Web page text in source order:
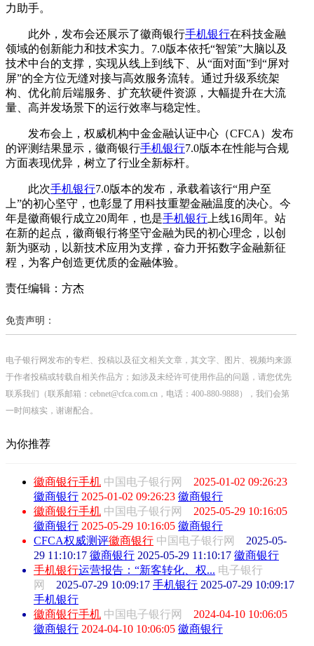
力助手。
此外，发布会还展示了徽商银行手机银行在科技金融
领域的创新能力和技术实力。7.0版本依托“智策”大脑以及
技术中台的支撑，实现从线上到线下、从“面对面”到“屏对
屏”的全方位无缝对接与高效服务流转。通过升级系统架
构、优化前后端服务、扩充软硬件资源，大幅提升在大流
量、高并发场景下的运行效率与稳定性。
发布会上，权威机构中金金融认证中心（CFCA）发布
的评测结果显示，徽商银行手机银行7.0版本在性能与合规
方面表现优异，树立了行业全新标杆。
此次手机银行7.0版本的发布，承载着该行“用户至
上”的初心坚守，也彰显了用科技重塑金融温度的决心。今
年是徽商银行成立20周年，也是手机银行 上线16周年。站
在新的起点，徽商银行将坚守金融为民的初心理念，以创
新为驱动，以新技术应用为支撑，奋力开拓数字金融新征
程，为客户创造更优质的金融体验。
责任编辑：方杰
免责声明：
电子银行网发布的专栏、投稿以及征文相关文章，其文字、图片、视频均来源
于作者投稿或转载自相关作品方；如涉及未经许可使用作品的问题，请您优先
联系我们（联系邮箱：cebnet@cfca.com.cn，电话：400-880-9888），我们会第
一时间核实，谢谢配合。
为你推荐
徽商银行手机 中国电子银行网 2025-01-02 09:26:23
徽商银行 2025-01-02 09:26:23 徽商银行
徽商银行手机 中国电子银行网 2025-05-29 10:16:05
徽商银行 2025-05-29 10:16:05 徽商银行
CFCA权威测评徽商银行 中国电子银行网 2025-05-
29 11:10:17 徽商银行 2025-05-29 11:10:17 徽商银行
手机银行运营报告：“新客转化、权... 电子银行
网 2025-07-29 10:09:17 手机银行 2025-07-29 10:09:17
手机银行
徽商银行手机 中国电子银行网 2024-04-10 10:06:05
徽商银行 2024-04-10 10:06:05 徽商银行